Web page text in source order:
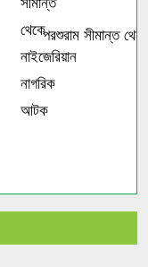
পরশুরাম সীমান্ত থেকে